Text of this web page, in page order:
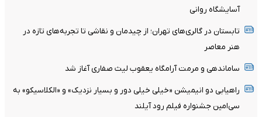
آسایشگاه روانی
تابستان در گالری‌های تهران؛ از چیدمان و نقاشی تا تجربه‌های تازه در
هنر معاصر
ساماندهی و مرمت آرامگاه یعقوب لیث صفاری آغاز شد
راهیابی دو انیمیشن «خیلی خیلی دور و بسیار نزدیک» و «الکلاسیکو» به
سی‌امین جشنواره فیلم رود آیلند